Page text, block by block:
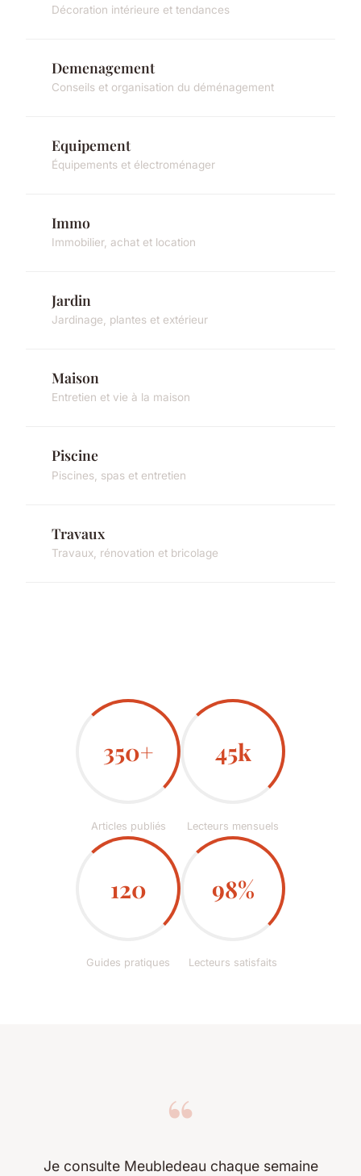
Décoration intérieure et tendances
Demenagement
Conseils et organisation du déménagement
Equipement
Équipements et électroménager
Immo
Immobilier, achat et location
Jardin
Jardinage, plantes et extérieur
Maison
Entretien et vie à la maison
Piscine
Piscines, spas et entretien
Travaux
Travaux, rénovation et bricolage
350+
Articles publiés
45k
Lecteurs mensuels
120
Guides pratiques
98%
Lecteurs satisfaits
“
Je consulte Meubledeau chaque semaine